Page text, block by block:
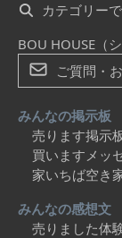
カテゴリー
BOU HOUSE（
ご質問・
みんなの掲示板
売ります掲示
買いますメッ
家いちば空き
みんなの感想文
売りました体